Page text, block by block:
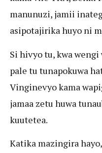
manunuzi, jamii
asipotajirika huyo ni
Si hivyo tu, kwa
pale tu tunapokuwa
Vinginevyo kama
jamaa zetu huwa
kuutetea.
Katika mazingira